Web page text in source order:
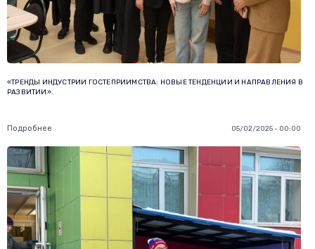
«ТРЕНДЫ ИНДУСТРИИ ГОСТЕПРИИМСТВА: НОВЫЕ ТЕНДЕНЦИИ И НАПРАВЛЕНИЯ В
РАЗВИТИИ».
Подробнее 05/02/2025 - 00:00